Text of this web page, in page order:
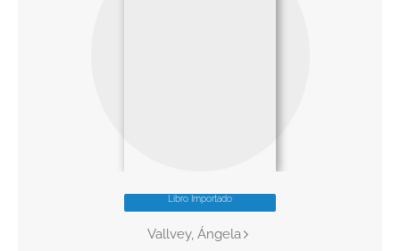
Libro Importado
Vallvey, Ángela